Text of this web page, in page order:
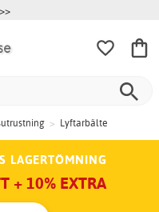
> Lyftarbälte
LAGERTÖMNING
+ 10% EXTRA